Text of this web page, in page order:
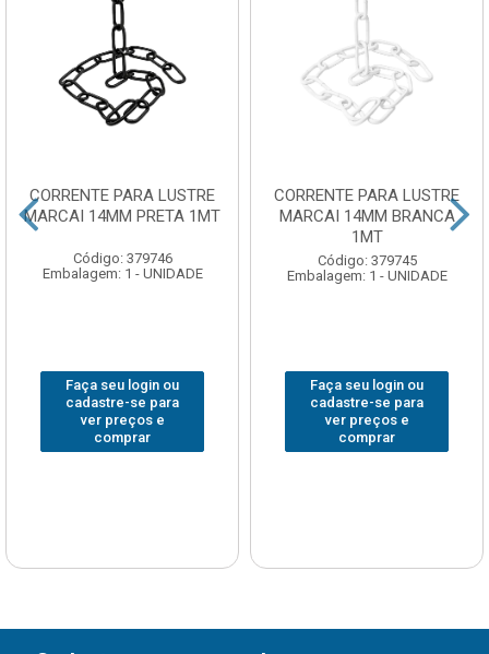
CORRENTE PARA LUSTRE
MARCAI 14MM PRETA 1MT
Código: 379746
Embalagem: 1 - UNIDADE
Faça seu login ou
cadastre-se para
ver preços e
comprar
CORRENTE PARA LUSTRE
MARCAI 14MM BRANCA
1MT
Código: 379745
Embalagem: 1 - UNIDADE
Faça seu login ou
cadastre-se para
ver preços e
comprar